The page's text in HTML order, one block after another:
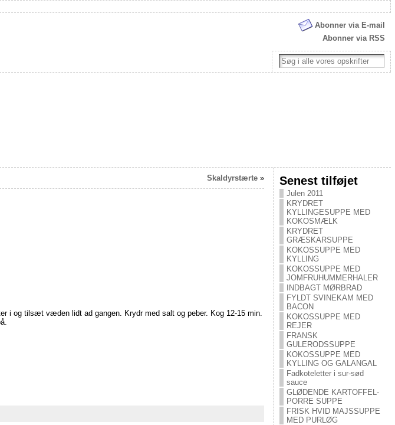
Abonner via E-mail
Abonner via RSS
Skaldyrstærte»
i og tilsæt væden lidt ad gangen. Krydr med salt og peber. Kog 12-15 min.
Senest tilføjet
Julen 2011
KRYDRET
KYLLINGESUPPE MED
KOKOSMÆLK
KRYDRET
GRÆSKARSUPPE
KOKOSSUPPE MED
KYLLING
KOKOSSUPPE MED
JOMFRUHUMMERHALER
INDBAGT MØRBRAD
FYLDT SVINEKAM MED
BACON
KOKOSSUPPE MED
REJER
FRANSK
GULERODSSUPPE
KOKOSSUPPE MED
KYLLING OG GALANGAL
Fadkoteletter i sur-sød
sauce
GLØDENDE KARTOFFEL-
PORRE SUPPE
FRISK HVID MAJSSUPPE
MED PURLØG